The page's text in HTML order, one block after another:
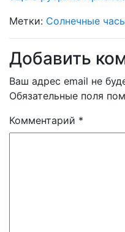
Метки: Солнечные
Добавить
Ваш адрес email не
Обязательные поля
Комментарий *